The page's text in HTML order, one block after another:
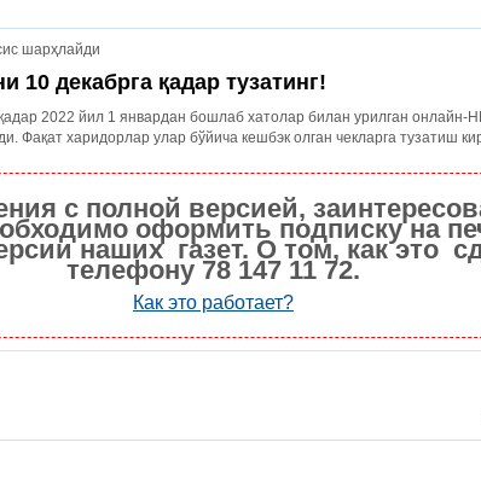
шарҳлайди
10 декабрга қадар тузатинг!
2022 йил 1 январдан бошлаб хатолар билан урилган онлайн-
Фақат харидорлар улар бўйича кешбэк олган чекларга тузатиш
с полной версией,
оформить подписку на
наших газет. О том, как это
телефону 78 147 11 72.
Как это работает?